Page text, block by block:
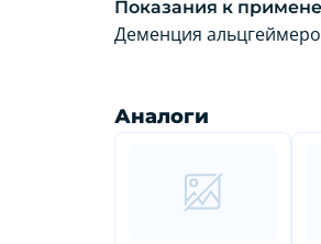
Показания к
Деменция
Аналоги